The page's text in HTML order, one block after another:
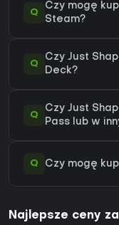
Q
Czy mogę
Steam?
Q
Czy Just
Deck?
Q
Czy Just
Pass lub w
Q Czy mogę
Najlepsze ceny